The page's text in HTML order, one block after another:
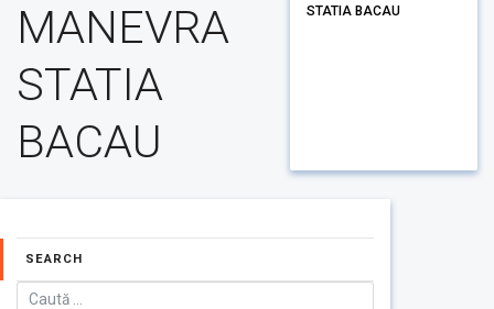
MANEVRA
STATIA
BACAU
STATIA BACAU
SEARCH